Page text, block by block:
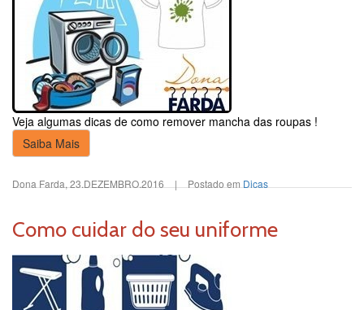
Veja algumas dicas de como remover mancha das roupas !
Saiba Mais
Dona Farda, 23.DEZEMBRO.2016 | Postado em Dicas
Como cuidar do seu uniforme